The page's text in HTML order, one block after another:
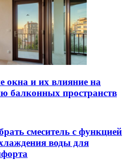
окна и их влияние на
балконных пространств
смеситель с функцией
воды для